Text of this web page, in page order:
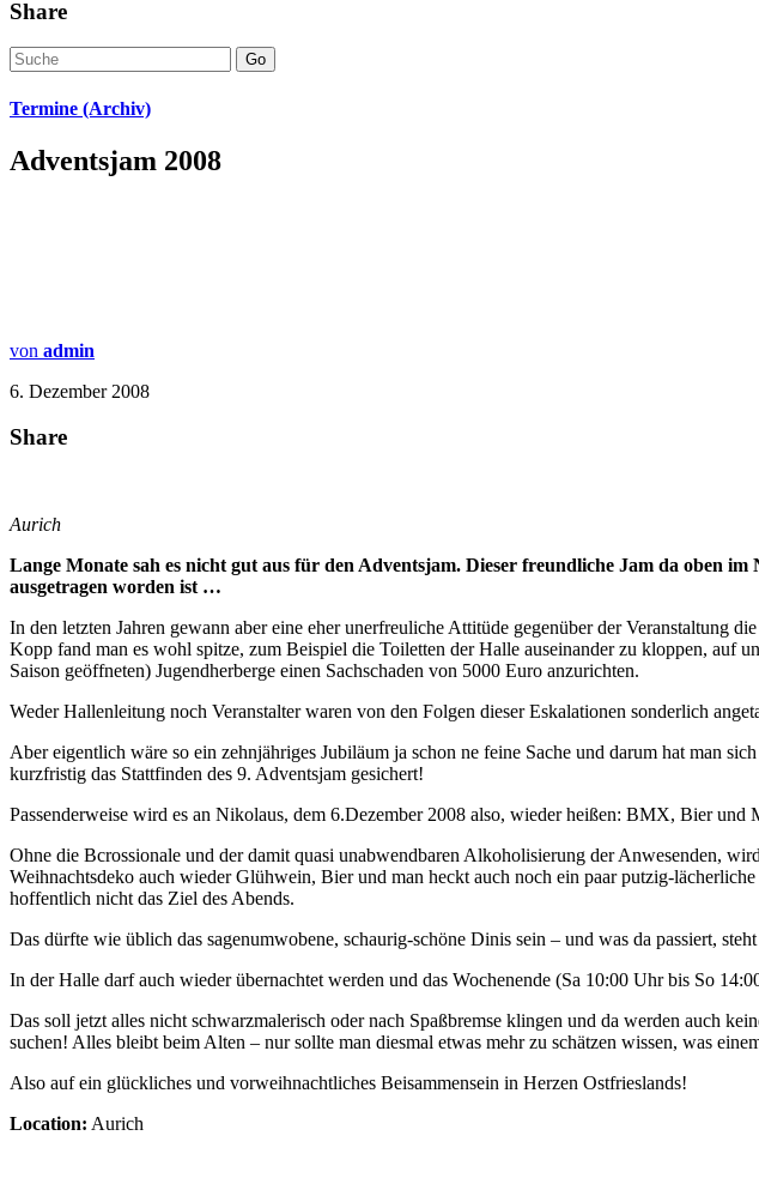
Share
Go
Termine (Archiv)
Adventsjam 2008
von admin
6. Dezember 2008
Share
Aurich
Lange Monate sah es nicht gut aus für den Adventsjam. Dieser freundliche Jam da oben
ausgetragen worden ist …
In den letzten Jahren gewann aber eine eher unerfreuliche Attitüde gegenüber der Veranstaltung
Kopp fand man es wohl spitze, zum Beispiel die Toiletten der Halle auseinander zu kloppen, auf
Saison geöffneten) Jugendherberge einen Sachschaden von 5000 Euro anzurichten.
Weder Hallenleitung noch Veranstalter waren von den Folgen dieser Eskalationen sonderlich
Aber eigentlich wäre so ein zehnjähriges Jubiläum ja schon ne feine Sache und darum hat man
kurzfristig das Stattfinden des 9. Adventsjam gesichert!
Passenderweise wird es an Nikolaus, dem 6.Dezember 2008 also, wieder heißen: BMX, Bier und
Ohne die Bcrossionale und der damit quasi unabwendbaren Alkoholisierung der Anwesenden,
Weihnachtsdeko auch wieder Glühwein, Bier und man heckt auch noch ein paar putzig-
hoffentlich nicht das Ziel des Abends.
Das dürfte wie üblich das sagenumwobene, schaurig-schöne Dinis sein – und was da passiert,
In der Halle darf auch wieder übernachtet werden und das Wochenende (Sa 10:00 Uhr bis So
Das soll jetzt alles nicht schwarzmalerisch oder nach Spaßbremse klingen und da werden auch
suchen! Alles bleibt beim Alten – nur sollte man diesmal etwas mehr zu schätzen wissen, was
Also auf ein glückliches und vorweihnachtliches Beisammensein in Herzen Ostfrieslands!
Location: Aurich